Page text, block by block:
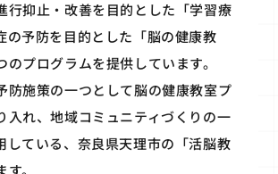
行抑止・改善を目的とした「学習療
の予防を目的とした「脳の健康教
のプログラムを提供しています。
防施策の一つとして脳の健康教室プ
入れ、地域コミュニティづくりの一
している、奈良県天理市の「活脳教
。